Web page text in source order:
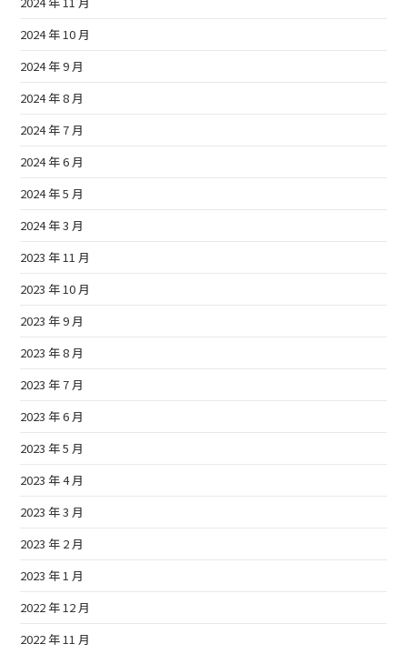
2024 年 10 月
2024 年 9 月
2024 年 8 月
2024 年 7 月
2024 年 6 月
2024 年 5 月
2024 年 3 月
2023 年 11 月
2023 年 10 月
2023 年 9 月
2023 年 8 月
2023 年 7 月
2023 年 6 月
2023 年 5 月
2023 年 4 月
2023 年 3 月
2023 年 2 月
2023 年 1 月
2022 年 12 月
2022 年 11 月